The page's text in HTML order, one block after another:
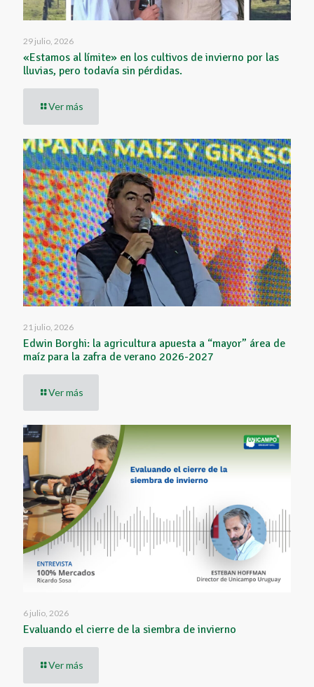
29 julio, 2026
«Estamos al límite» en los cultivos de invierno por las
lluvias, pero todavía sin pérdidas.
Ver más
21 julio, 2026
Edwin Borghi: la agricultura apuesta a “mayor” área de
maíz para la zafra de verano 2026-2027
Ver más
6 julio, 2026
Evaluando el cierre de la siembra de invierno
Ver más